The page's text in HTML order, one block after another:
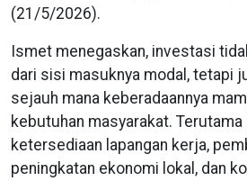
(21/5/2026).
Ismet menegaskan, investasi
dari sisi masuknya modal, tetapi
sejauh mana keberadaannya
kebutuhan masyarakat.
ketersediaan lapangan kerja,
peningkatan ekonomi lokal, dan